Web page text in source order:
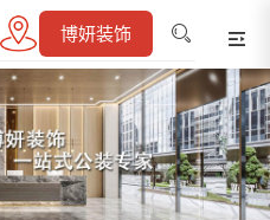
博妍装饰